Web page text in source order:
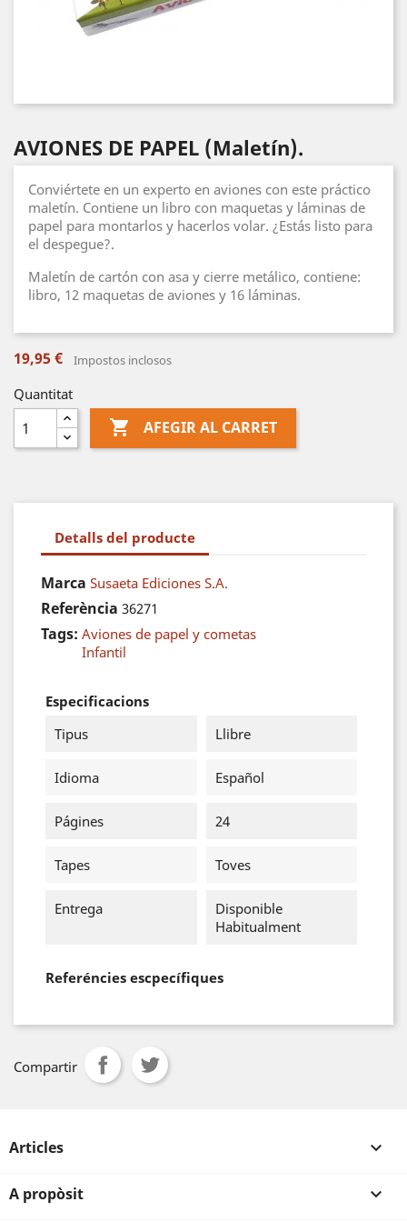
AVIONES DE PAPEL (Maletín).
Conviértete en un experto en aviones con este práctico
maletín. Contiene un libro con maquetas y láminas de
papel para montarlos y hacerlos volar. ¿Estás listo para
el despegue?.
Maletín de cartón con asa y cierre metálico, contiene:
libro, 12 maquetas de aviones y 16 láminas.
19,95 € Impostos inclosos
Quantitat
 AFEGIR AL CARRET
Detalls del producte
Marca Susaeta Ediciones S.A.
Referència 36271
Tags: Aviones de papel y cometas
Infantil
Especificacions
Tipus
Llibre
Idioma Español
Págines 24
Tapes Toves
Entrega
Disponible
Habitualment
Referéncies escpecífiques
Compartir
Articles 
A propòsit 